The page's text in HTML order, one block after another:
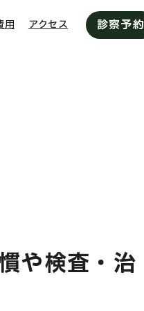
用 アクセス 診察予約
や検査・治